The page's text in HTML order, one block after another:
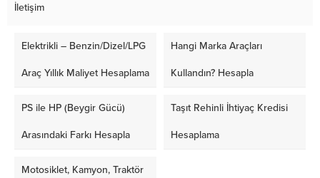
İletişim
Elektrikli – Benzin/Dizel/LPG
Araç Yıllık Maliyet Hesaplama
Hangi Marka Araçları
Kullandın? Hesapla
PS ile HP (Beygir Gücü)
Arasındaki Farkı Hesapla
Taşıt Rehinli İhtiyaç Kredisi
Hesaplama
Motosiklet, Kamyon, Traktör